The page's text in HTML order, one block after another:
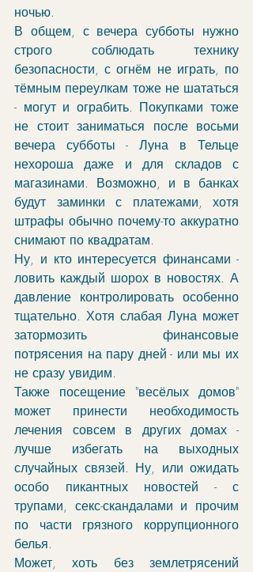
ночью.
В общем, с вечера субботы нужно
строго соблюдать технику
безопасности, с огнём не играть, по
тёмным переулкам тоже не шататься
- могут и ограбить. Покупками тоже
не стоит заниматься после восьми
вечера субботы - Луна в Тельце
нехороша даже и для складов с
магазинами. Возможно, и в банках
будут заминки с платежами, хотя
штрафы обычно почему-то аккуратно
снимают по квадратам.
Ну, и кто интересуется финансами -
ловить каждый шорох в новостях. А
давление контролировать особенно
тщательно. Хотя слабая Луна может
затормозить финансовые
потрясения на пару дней - или мы их
не сразу увидим.
Также посещение "весёлых домов"
может принести необходимость
лечения совсем в других домах -
лучше избегать на выходных
случайных связей. Ну, или ожидать
особо пикантных новостей - с
трупами, секс-скандалами и прочим
по части грязного коррупционного
белья.
Может, хоть без землетрясений